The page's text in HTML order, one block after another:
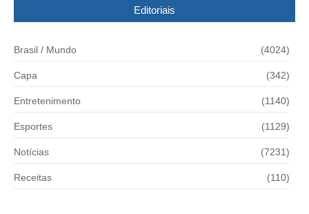
Editoriais
Brasil / Mundo (4024)
Capa (342)
Entretenimento (1140)
Esportes (1129)
Notícias (7231)
Receitas (110)